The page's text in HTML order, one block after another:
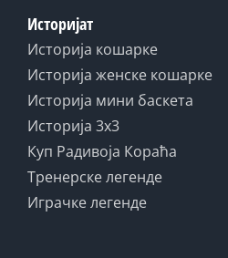
Историјат
Историја кошарке
Историја женске кошарке
Историја мини баскета
Историја 3x3
Куп Радивоја Кораћа
Тренерске легенде
Играчке легенде